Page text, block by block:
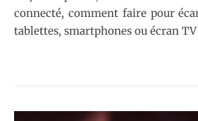
connecté, comment faire pour
tablettes, smartphones ou écran TV